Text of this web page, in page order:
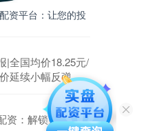
资平台：让您的投
|全国均价18.25元/
延续小幅反弹
资：解锁财富新高